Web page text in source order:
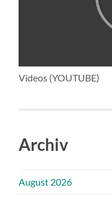
Videos (YOUTUBE)
Archiv
August 2026